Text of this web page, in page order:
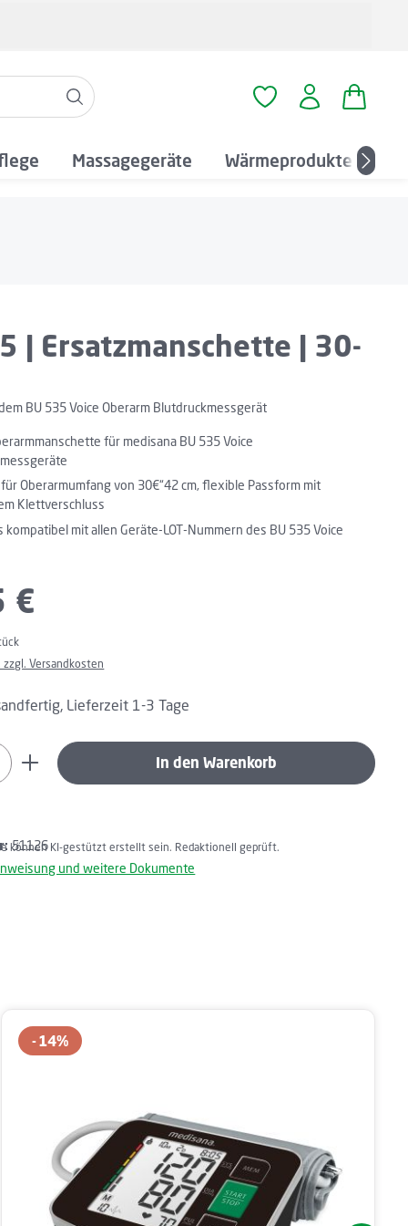
Du hast 0 Produkte
Massagegeräte Wärmeprodukte
| Ersatzmanschette | 30-
BU 535 Voice Oberarm Blutdruckmessgerät
für medisana BU 535 Voice
Oberarmumfang von 30€“42 cm, flexible Passform mit
Klettverschluss
kompatibel mit allen Geräte-LOT-Nummern des BU 535 Voice
€
Versandkosten
Lieferzeit 1-3 Tage
Gib den gewünschten Wert ein
In den Warenkorb
51126
können KI-gestützt erstellt sein. Redaktionell geprüft.
und weitere Dokumente
14%